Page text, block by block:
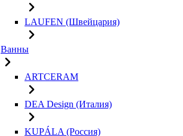
LAUFEN (Швейцария)
Ванны
ARTCERAM
DEA Design (Италия)
KUPÁLA (Россия)